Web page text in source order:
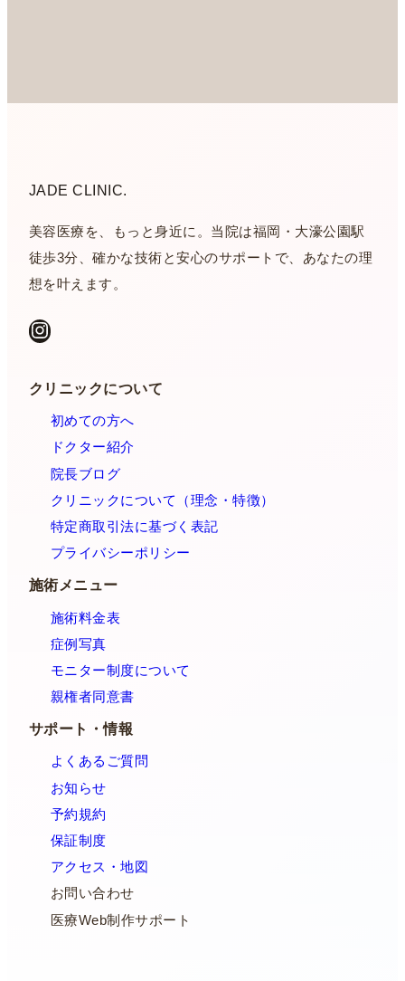
JADE CLINIC.
美容医療を、もっと身近に。当院は福岡・大濠公園駅
徒歩3分、確かな技術と安心のサポートで、あなたの理
想を叶えます。
Instagram
クリニックについて
初めての方へ
ドクター紹介
院長ブログ
クリニックについて（理念・特徴）
特定商取引法に基づく表記
プライバシーポリシー
施術メニュー
施術料金表
症例写真
モニター制度について
親権者同意書
サポート・情報
よくあるご質問
お知らせ
予約規約
保証制度
アクセス・地図
お問い合わせ
医療Web制作サポート